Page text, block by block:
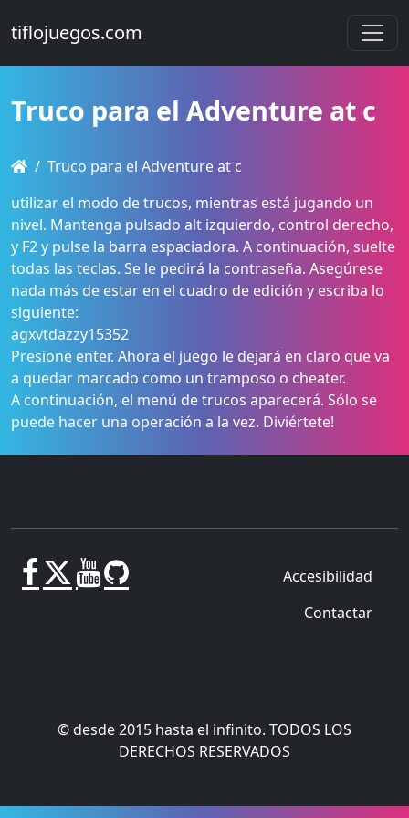
tiflojuegos.com
Truco para el Adventure at c
Truco para el Adventure at c
utilizar el modo de trucos, mientras está jugando un
nivel. Mantenga pulsado alt izquierdo, control derecho,
y F2 y pulse la barra espaciadora. A continuación, suelte
todas las teclas. Se le pedirá la contraseña. Asegúrese
nada más de estar en el cuadro de edición y escriba lo
siguiente:
agxvtdazzy15352
Presione enter. Ahora el juego le dejará en claro que va
a quedar marcado como un tramposo o cheater.
A continuación, el menú de trucos aparecerá. Sólo se
puede hacer una operación a la vez. Diviértete!
Accesibilidad
Contactar
© desde 2015 hasta el infinito. TODOS LOS
DERECHOS RESERVADOS